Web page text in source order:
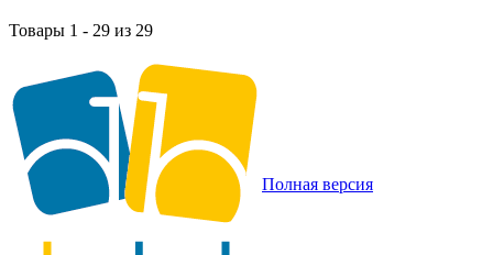
Товары 1 - 29 из 29
Полная версия